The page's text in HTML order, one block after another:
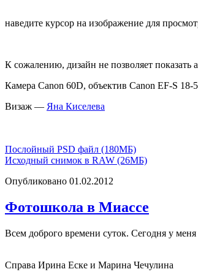
наведите курсор на изображение для
К сожалению, дизайн не позволяет
Камера Canon 60D, объектив Canon EF-S 18-
Визаж — Яна Киселева
Послойный PSD файл (180МБ)
Исходный снимок в RAW (26МБ)
Опубликовано 01.02.2012
Фотошкола в Миассе
Всем доброго времени суток. Сегодня у
Справа Ирина Еске и Марина Чечулина